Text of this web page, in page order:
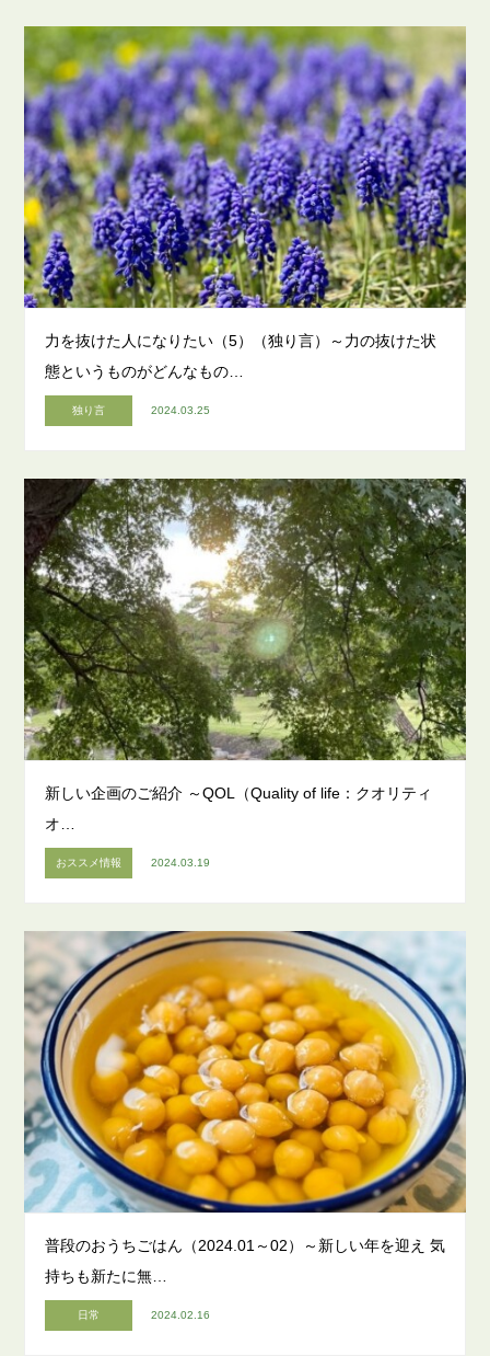
力を抜けた人になりたい（5）（独り言）～力の抜けた状
態というものがどんなもの…
独り言 2024.03.25
新しい企画のご紹介 ～QOL（Quality of life：クオリティ
オ…
おススメ情報 2024.03.19
普段のおうちごはん（2024.01～02）～新しい年を迎え 気
持ちも新たに無…
日常 2024.02.16